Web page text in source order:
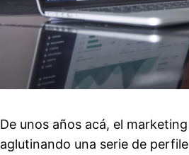
De unos años acá, el
aglutinando una serie de